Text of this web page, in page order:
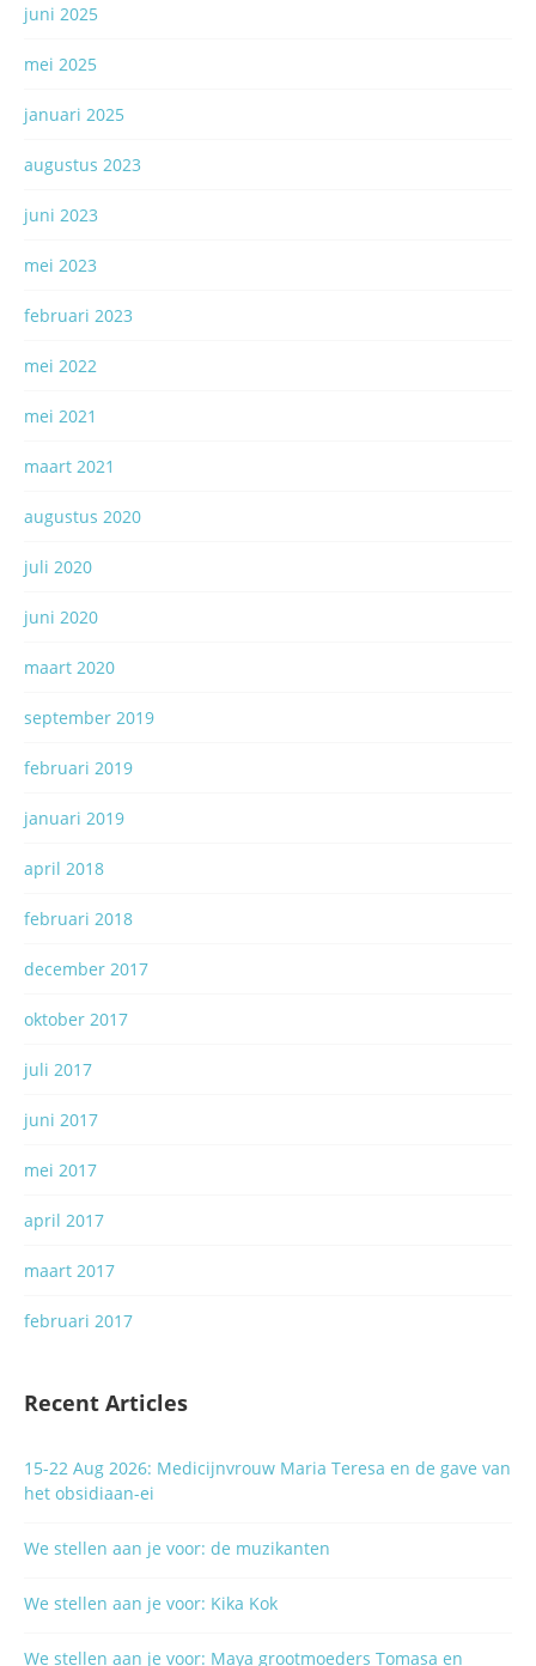
juni 2025
mei 2025
januari 2025
augustus 2023
juni 2023
mei 2023
februari 2023
mei 2022
mei 2021
maart 2021
augustus 2020
juli 2020
juni 2020
maart 2020
september 2019
februari 2019
januari 2019
april 2018
februari 2018
december 2017
oktober 2017
juli 2017
juni 2017
mei 2017
april 2017
maart 2017
februari 2017
Recent Articles
15-22 Aug 2026: Medicijnvrouw Maria Teresa en de gave van
het obsidiaan-ei
We stellen aan je voor: de muzikanten
We stellen aan je voor: Kika Kok
We stellen aan je voor: Maya grootmoeders Tomasa en